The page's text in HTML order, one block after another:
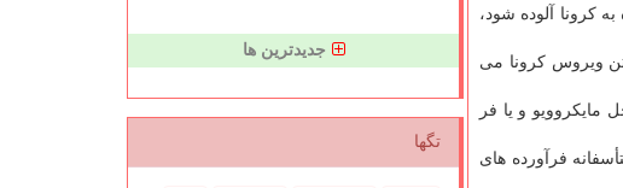
کرونا آلوده شود،
ویروس کرونا می
و یا فر
فرآورده های
جدیدترین ها
تگها